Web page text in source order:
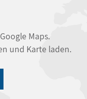
Maps.
und Karte laden.